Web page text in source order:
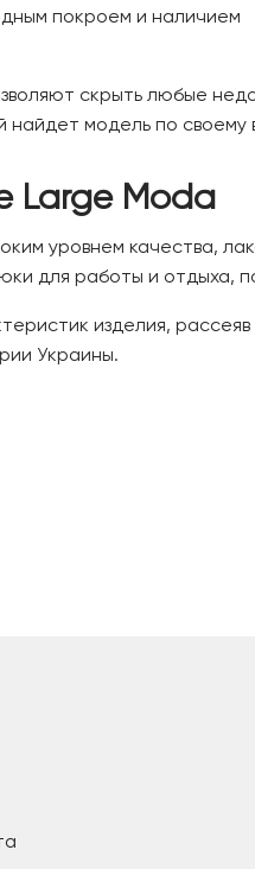
покроем и наличием
скрыть любые
модель по своему
Large Moda
уровнем качества,
для работы и отдыха,
изделия,
Украины.